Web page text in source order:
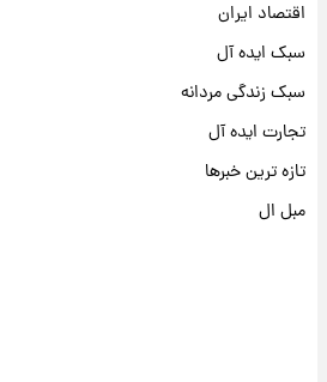
اقتصاد ایران
سبک ایده آل
سبک زندگی مردانه
تجارت ایده آل
تازه ترین خبرها
مبل ال